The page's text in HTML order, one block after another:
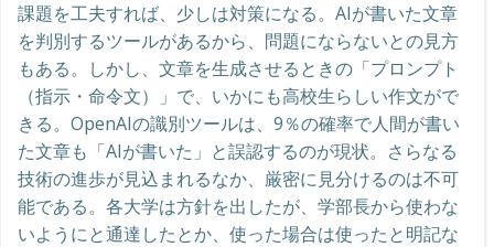
課題を工夫すれば、少しは対策になる。AIが書いた文章
を判別するツールがあるから、問題にならないとの見方
もある。しかし、文章を生成させるときの「プロンプト
（指示・命令文）」で、いかにも高校生らしい作文がで
きる。OpenAIの識別ツールは、9％の確率で人間が書い
た文章も「AIが書いた」と誤認するのが現状。さらなる
技術の進歩が見込まれるなか、厳密に見分けるのは不可
能である。各大学は方針を出したが、学部長から使わな
いようにと通達したとか、使った場合は使ったと明記な